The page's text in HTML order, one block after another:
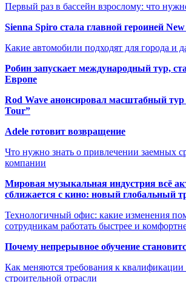
Первый раз в бассейн взрослому: что
Sienna Spiro стала главной героиней
Какие автомобили подходят для города и
Робин запускает международный тур,
Европе
Rod Wave анонсировал масштабный
Tour”
Adele готовит возвращение
Что нужно знать о привлечении заемных
компании
Мировая музыкальная индустрия всё
сближается с кино: новый глобальный
Технологичный офис: какие изменения
сотрудникам работать быстрее и
Почему непрерывное обучение
Как меняются требования к квалификации
строительной отрасли